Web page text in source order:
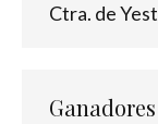
Ctra. de